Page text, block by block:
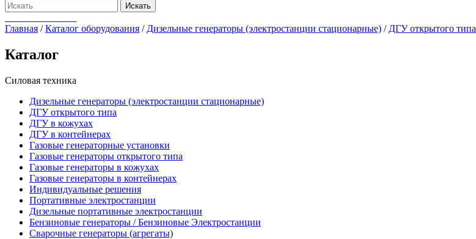
Искать
Главная /Каталог оборудования / Дизельные генераторы (электростанции стационарные) / ДГУ открытого типа
Каталог
Силовая техника
Дизельные генераторы (электростанции стационарные)
ДГУ открытого типа
ДГУ в кожухах
ДГУ в контейнерах
Газовые генераторные установки
Газовые генераторы открытого типа
Газовые генераторы в кожухах
Газовые генераторы в контейнерах
Индивидуальные решения
Портативные электростанции
Дизельные портативные электростанции
Бензиновые генераторы / Бензиновые Электростанции
Сварочные генераторы (агрегаты)